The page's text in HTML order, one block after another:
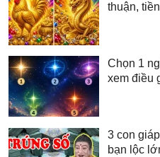
thuận,
Chọn 1
xem điều
3 con
bạn lộc